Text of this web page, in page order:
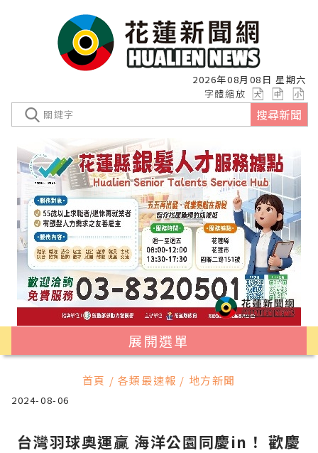
2026年08月08日 星期六
字體縮放
搜尋新聞
展開選單
首頁 / 各類最速報 / 地方新聞
2024-08-06
台灣羽球奧運贏 海洋公園同慶in！ 歡慶